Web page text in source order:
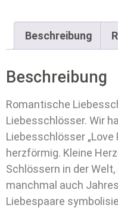
Beschreibung
Beschreibung
Romantische
Liebesschlösser. Wir
Liebesschlösser „Love
herzförmig. Kleine
Schlössern in der
manchmal auch
Liebespaare